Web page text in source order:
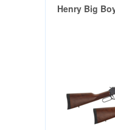
Henry Big